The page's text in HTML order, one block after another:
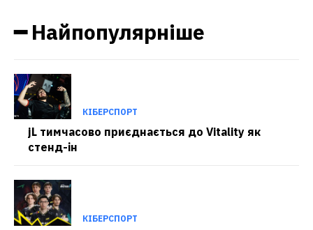
━ Найпопулярніше
КІБЕРСПОРТ
jL тимчасово приєднається до Vitality як
стенд-ін
КІБЕРСПОРТ